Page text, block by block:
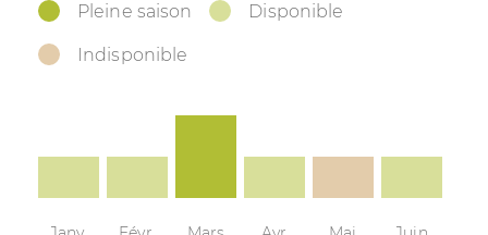
Pleine saison Disponible
Indisponible